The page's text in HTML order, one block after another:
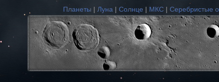
Планеты | Луна | Солнце | МКС | Серебристые